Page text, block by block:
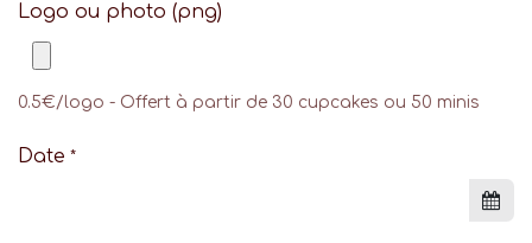
Logo ou photo (png)
0.5€/logo - Offert à partir de 30 cupcakes ou 50 minis
Date *